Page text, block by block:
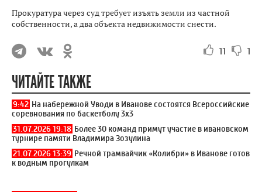
Прокуратура через суд требует изъять земли из частной
собственности, а два объекта недвижимости снести.
11 1
ЧИТАЙТЕ ТАКЖЕ
9:42 На набережной Уводи в Иванове состоятся Всероссийские
соревнования по баскетболу 3x3
31.07.2026 19:18 Более 30 команд примут участие в ивановском
турнире памяти Владимира Зозулина
21.07.2026 13:39 Речной трамвайчик «Колибри» в Иванове готов
к водным прогулкам